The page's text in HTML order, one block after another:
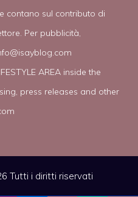
contano sul contributo di
Per pubblicità,
AREA inside the
press releases and other
Tutti i diritti riservati